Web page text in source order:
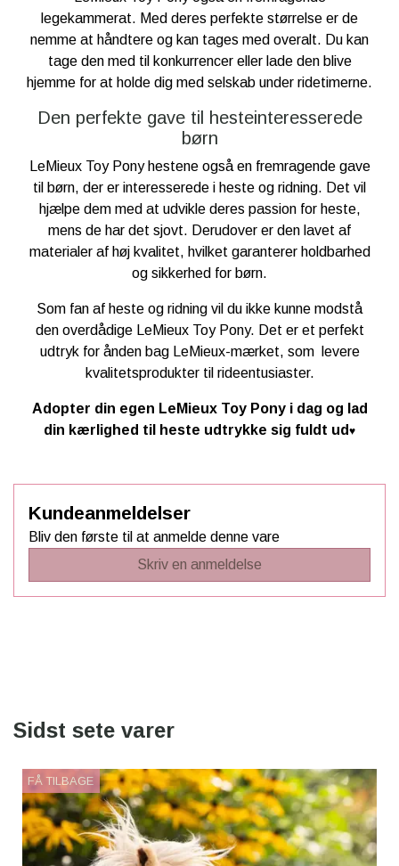
legekammerat. Med deres perfekte størrelse er de
nemme at håndtere og kan tages med overalt. Du kan
tage den med til konkurrencer eller lade den blive
hjemme for at holde dig med selskab under ridetimerne.
Den perfekte gave til hesteinteresserede
børn
LeMieux Toy Pony hestene også en fremragende gave
til børn, der er interesserede i heste og ridning. Det vil
hjælpe dem med at udvikle deres passion for heste,
mens de har det sjovt. Derudover er den lavet af
materialer af høj kvalitet, hvilket garanterer holdbarhed
og sikkerhed for børn.
Som fan af heste og ridning vil du ikke kunne modstå
den overdådige LeMieux Toy Pony. Det er et perfekt
udtryk for ånden bag LeMieux-mærket, som levere
kvalitetsprodukter til rideentusiaster.
Adopter din egen LeMieux Toy Pony i dag og lad
din kærlighed til heste udtrykke sig fuldt ud ♥️
Kundeanmeldelser
Bliv den første til at anmelde denne vare
Skriv en anmeldelse
Sidst sete varer
FÅ TILBAGE